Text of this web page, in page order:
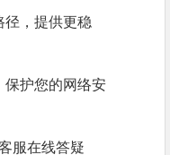
径，提供更稳
保护您的网络安
服在线答疑